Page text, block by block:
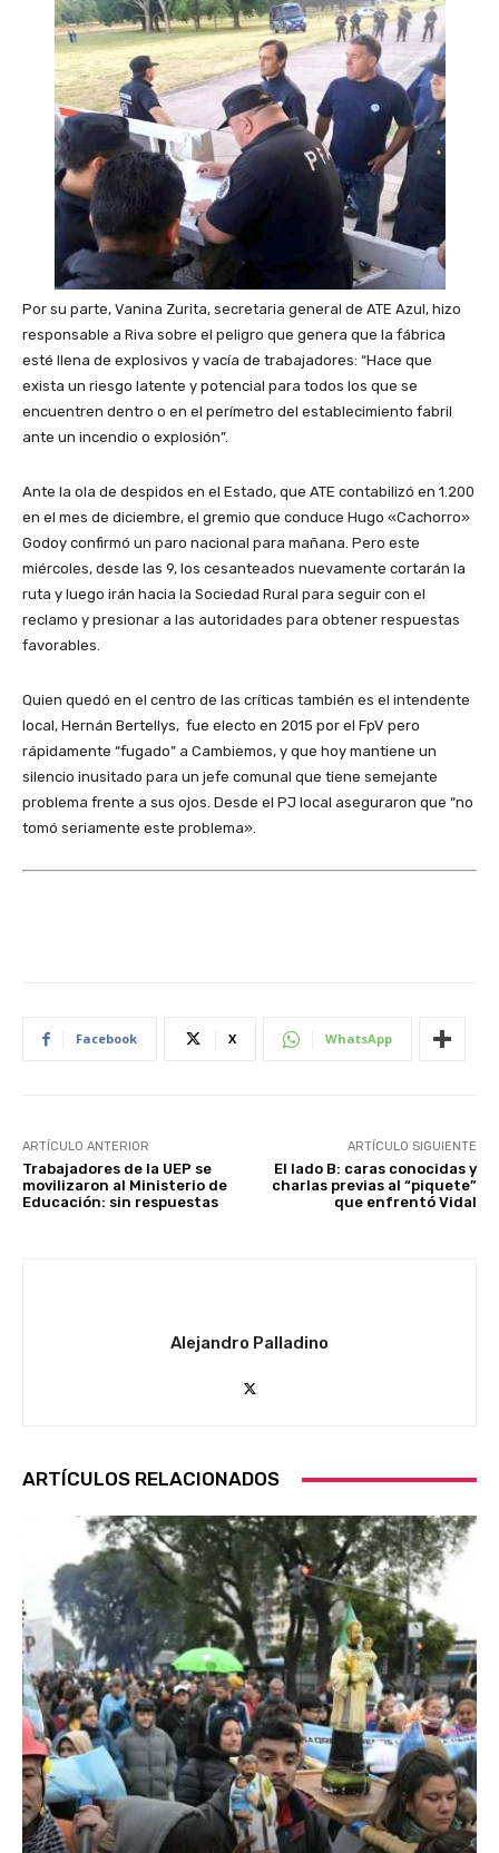
Por su parte, Vanina Zurita, secretaria general de ATE Azul, hizo
responsable a Riva sobre el peligro que genera que la fábrica
esté llena de explosivos y vacía de trabajadores: “Hace que
exista un riesgo latente y potencial para todos los que se
encuentren dentro o en el perímetro del establecimiento fabril
ante un incendio o explosión”.
Ante la ola de despidos en el Estado, que ATE contabilizó en 1.200
en el mes de diciembre, el gremio que conduce Hugo «Cachorro»
Godoy confirmó un paro nacional para mañana. Pero este
miércoles, desde las 9, los cesanteados nuevamente cortarán la
ruta y luego irán hacia la Sociedad Rural para seguir con el
reclamo y presionar a las autoridades para obtener respuestas
favorables.
Quien quedó en el centro de las críticas también es el intendente
local, Hernán Bertellys, fue electo en 2015 por el FpV pero
rápidamente “fugado” a Cambiemos, y que hoy mantiene un
silencio inusitado para un jefe comunal que tiene semejante
problema frente a sus ojos. Desde el PJ local aseguraron que “no
tomó seriamente este problema».
Facebook X WhatsApp
ARTÍCULO ANTERIOR
Trabajadores de la UEP se
movilizaron al Ministerio de
Educación: sin respuestas
ARTÍCULO SIGUIENTE
El lado B: caras conocidas y
charlas previas al “piquete”
que enfrentó Vidal
Alejandro Palladino
ARTÍCULOS RELACIONADOS